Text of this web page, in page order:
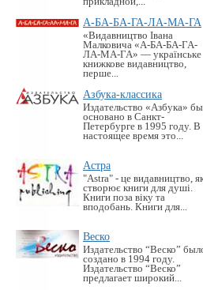
А-БА-БА-ГА-ЛА-МА-ГА
«Видавництво Івана
Малковича «А-БА-БА-ГА-
ЛА-МА-ГА» — українське
книжкове видавництво,
перше...
Азбука-классика
Издательство «Азбука»
основано в Санкт-
Петербурге в 1995 году. В
настоящее время это...
Астра
"Astra" - це видавництво,
створює книги для душі.
Книги поза віку та
вподобань. Книги для...
Веско
Издательство “Веско”
создано в 1994 году.
Издательство “Веско”
предлагает широкий...